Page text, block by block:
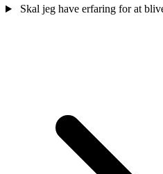
Skal jeg have erfaring for at